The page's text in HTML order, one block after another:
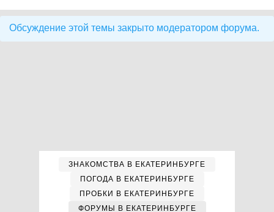
Обсуждение этой темы закрыто модератором форума.
ЗНАКОМСТВА В ЕКАТЕРИНБУРГЕ
ПОГОДА В ЕКАТЕРИНБУРГЕ
ПРОБКИ В ЕКАТЕРИНБУРГЕ
ФОРУМЫ В ЕКАТЕРИНБУРГЕ